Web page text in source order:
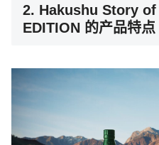
2. Hakushu Story
EDITION 的产品特点